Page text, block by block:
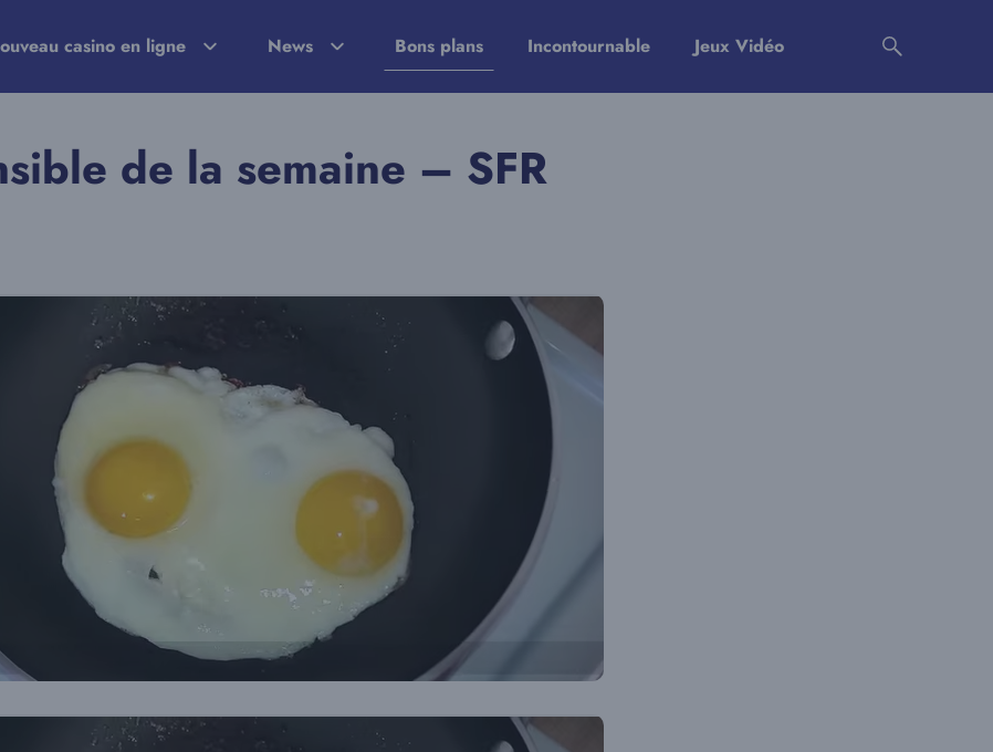
casino en ligne News Bons plans Incontournable Jeux Vidéo
de la semaine – SFR